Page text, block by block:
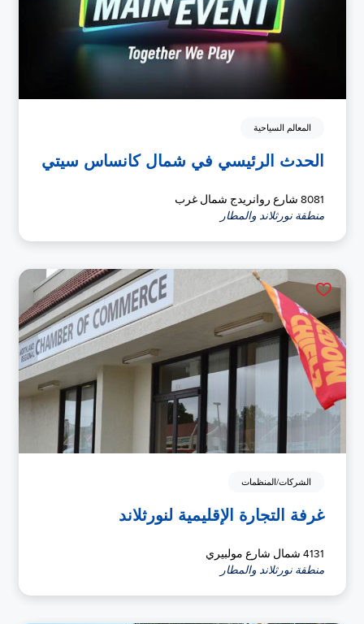
المعالم السياحية
الحدث الرئيسي في شمال كانساس سيتي
8081 شارع روانريدج شمال غرب
منطقة نورثلاند والمطار
الشركات/المنظمات
غرفة التجارة الإقليمية لنورثلاند
4131 شمال شارع مولبيري
منطقة نورثلاند والمطار